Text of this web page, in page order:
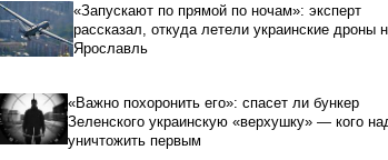
«Запускают по прямой по ночам»: эксперт
рассказал, откуда летели украинские дроны
Ярославль
«Важно похоронить его»: спасет ли бункер
Зеленского украинскую «верхушку» — кого
уничтожить первым